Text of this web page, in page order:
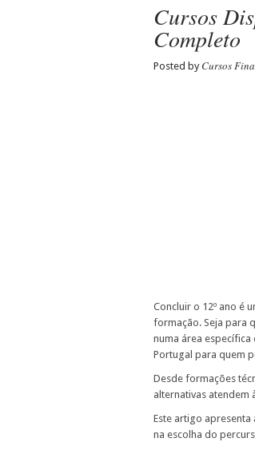
Cursos
Completo
Posted by Cursos
Concluir o 12º ano é
formação. Seja para
numa área
Portugal para quem
Desde formações
alternativas atendem
Este artigo
na escolha do